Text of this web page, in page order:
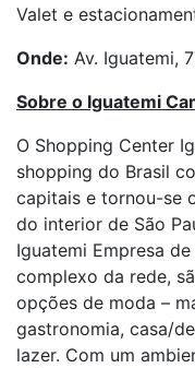
Valet e
Onde: Av. Iguatemi,
Sobre o Iguatemi
O Shopping Center
shopping do Brasil
capitais e tornou-se
do interior de São
Iguatemi Empresa
complexo da rede,
opções de moda –
gastronomia, casa/
lazer. Com um